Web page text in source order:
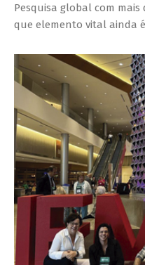
Pesquisa global com
que elemento vital ainda